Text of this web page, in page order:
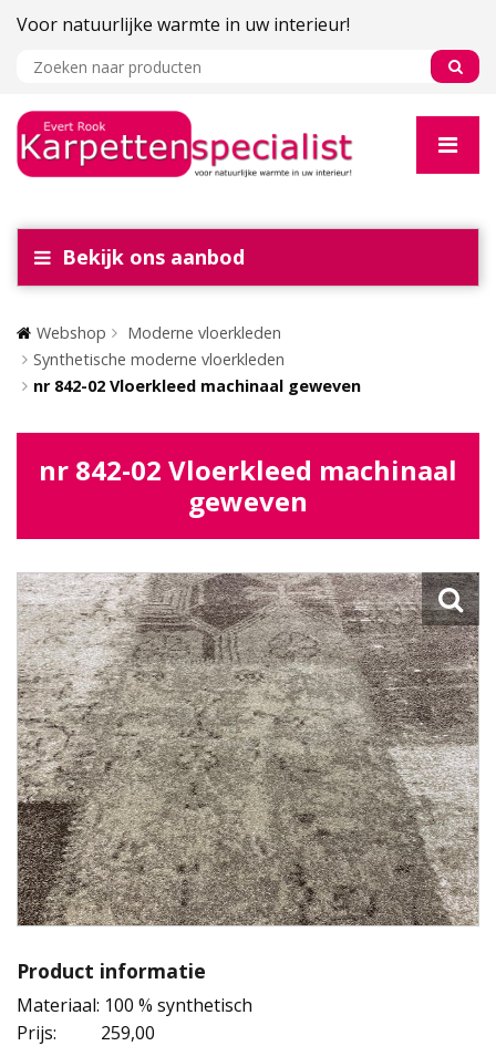
Voor natuurlijke warmte in uw interieur!
Bekijk ons aanbod
Webshop
Moderne vloerkleden
Synthetische moderne vloerkleden
nr 842-02 Vloerkleed machinaal geweven
nr 842-02 Vloerkleed machinaal
geweven
Product informatie
Materiaal: 100 % synthetisch
Prijs: 259,00